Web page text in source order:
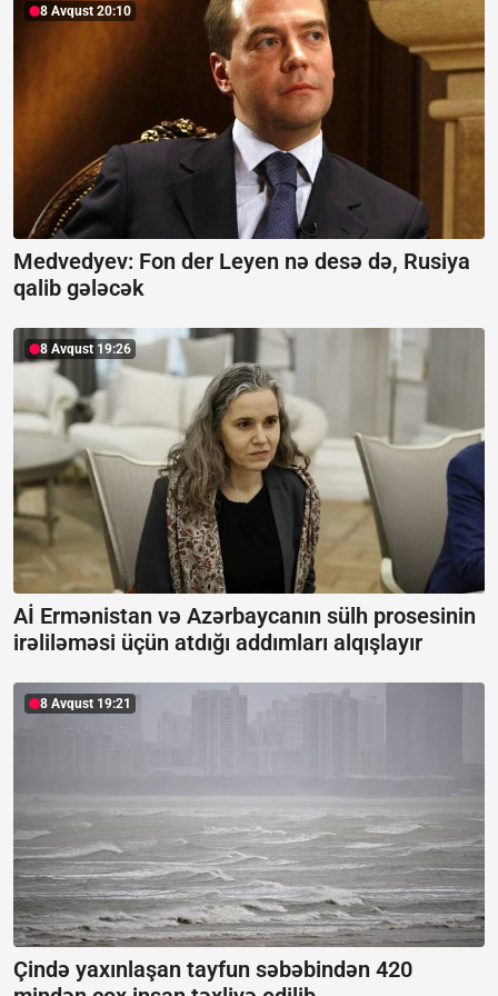
8 Avqust 20:10
Medvedyev: Fon der Leyen nə desə də, Rusiya
qalib gələcək
8 Avqust 19:26
Aİ Ermənistan və Azərbaycanın sülh prosesinin
irəliləməsi üçün atdığı addımları alqışlayır
8 Avqust 19:21
Çində yaxınlaşan tayfun səbəbindən 420